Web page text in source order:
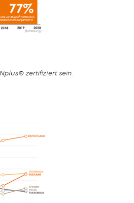
zertifiziert sein.